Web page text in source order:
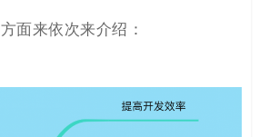
面来依次来介绍 ：